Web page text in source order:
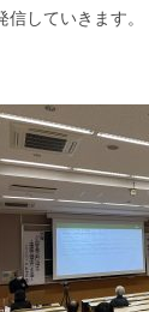
していきます。